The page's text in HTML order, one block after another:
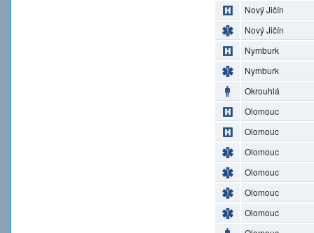
Nový Jičín
Nový Jičín
Nymburk
Nymburk
Okrouhlá
Olomouc
Olomouc
Olomouc
Olomouc
Olomouc
Olomouc